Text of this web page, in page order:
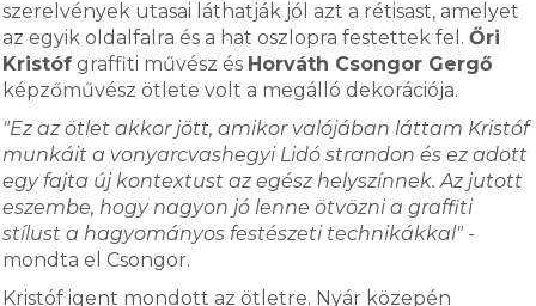
szerelvények utasai láthatják jól azt a rétisast, amelyet
az egyik oldalfalra és a hat oszlopra festettek fel.Őri
Kristóf graffiti művész és Horváth Csongor Gergő
képzőművész ötlete volt a megálló dekorációja.
"Ez az ötlet akkor jött, amikor valójában láttam Kristóf
munkáit a vonyarcvashegyi Lidó strandon és ez adott
egy fajta új kontextust az egész helyszínnek. Az jutott
eszembe, hogy nagyon jó lenne ötvözni a graffiti
stílust a hagyományos festészeti technikákkal" -
mondta el Csongor.
Kristóf igent mondott az ötletre. Nyár közepén